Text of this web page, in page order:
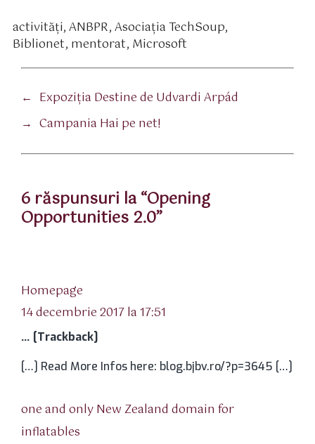
activităţi,ANBPR,Asociaţia TechSoup,
Biblionet, mentorat, Microsoft
← Expoziția Destine de Udvardi Arpád
→ Campania Hai pe net!
6 răspunsuri la “Opening
Opportunities 2.0”
Homepage
14 decembrie 2017 la 17:51
… [Trackback]
[…] Read More Infos here: blog.bjbv.ro/?p=3645 […]
one and only New Zealand domain for
inflatables